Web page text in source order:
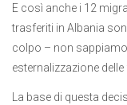
E così anche i 12
trasferiti in Albania
colpo – non
esternalizzazione
La base di questa